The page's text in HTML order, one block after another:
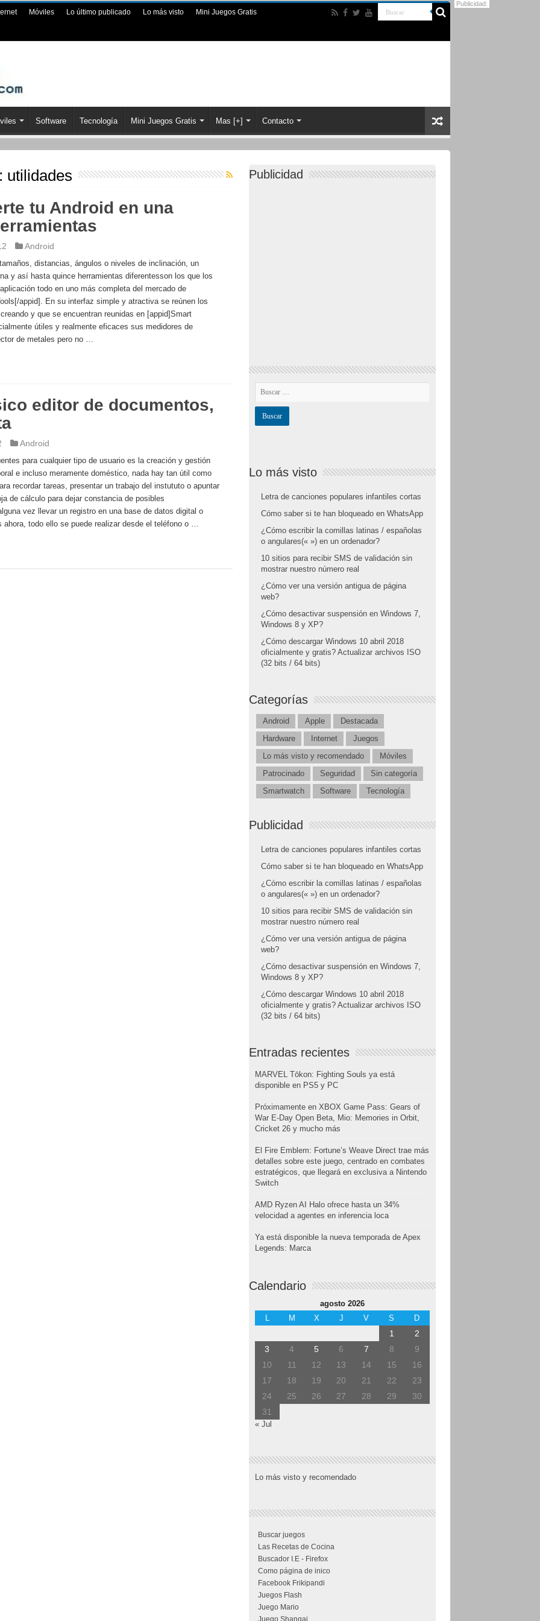
Móviles Lo último publicado Lo más visto Mini Juegos Gratis
Software Tecnología Mini Juegos Gratis Mas [+] Contacto
utilidades
tu Android en una
Android
distancias, ángulos o niveles de inclinación, un
y así hasta quince herramientas diferentesson los que los
todo en uno más completa del mercado de
appid]. En su interfaz simple y atractiva se reúnen los
y que se encuentran reunidas en [appid]Smart
útiles y realmente eficaces sus medidores de
de metales pero no …
editor de documentos,
Android
para cualquier tipo de usuario es la creación y gestión
e incluso meramente doméstico, nada hay tan útil como
recordar tareas, presentar un trabajo del instututo o apuntar
de cálculo para dejar constancia de posibles
vez llevar un registro en una base de datos digital o
ahora, todo ello se puede realizar desde el teléfono o …
Publicidad
Lo más visto
Letra de canciones populares infantiles cortas
Cómo saber si te han bloqueado en WhatsApp
¿Cómo escribir la comillas latinas / españolas
o angulares(« ») en un ordenador?
10 sitios para recibir SMS de validación sin
mostrar nuestro número real
¿Cómo ver una versión antigua de página
web?
¿Cómo desactivar suspensión en Windows 7,
Windows 8 y XP?
¿Cómo descargar Windows 10 abril 2018
oficialmente y gratis? Actualizar archivos ISO
(32 bits / 64 bits)
Categorías
Android Apple
Destacada
Hardware
Internet
Juegos
Lo más visto y recomendado
Móviles
Patrocinado
Seguridad
Sin categoría
Smartwatch
Software Tecnología
Publicidad
Letra de canciones populares infantiles cortas
Cómo saber si te han bloqueado en WhatsApp
¿Cómo escribir la comillas latinas / españolas
o angulares(« ») en un ordenador?
10 sitios para recibir SMS de validación sin
mostrar nuestro número real
¿Cómo ver una versión antigua de página
web?
¿Cómo desactivar suspensión en Windows 7,
Windows 8 y XP?
¿Cómo descargar Windows 10 abril 2018
oficialmente y gratis? Actualizar archivos ISO
(32 bits / 64 bits)
Entradas recientes
MARVEL Tōkon: Fighting Souls ya está
disponible en PS5 y PC
Próximamente en XBOX Game Pass: Gears of
War E-Day Open Beta, Mio: Memories in Orbit,
Cricket 26 y mucho más
El Fire Emblem: Fortune’s Weave Direct trae más
detalles sobre este juego, centrado en combates
estratégicos, que llegará en exclusiva a Nintendo
Switch
AMD Ryzen AI Halo ofrece hasta un 34%
velocidad a agentes en inferencia loca
Ya está disponible la nueva temporada de Apex
Legends: Marca
Calendario
agosto 2026
L
M X J V S D
1
2
3
4 5 6 7 8
9
10
11 12 13 14 15
16
17
18 19 20 21 22
23
24
25 26 27 28 29
30
31
« Jul
Lo más visto y recomendado
Buscar juegos
Las Recetas de Cocina
Buscador I.E - Firefox
Como página de inico
Facebook Frikipandi
Juegos Flash
Juego Mario
Juego Shangai
Publicidad: